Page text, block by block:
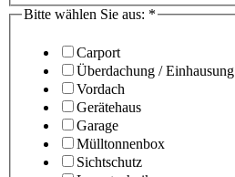
Bitte wählen Sie aus: *
Carport
Überdachung / Einhausung
Vordach
Gerätehaus
Garage
Mülltonnenbox
Sichtschutz